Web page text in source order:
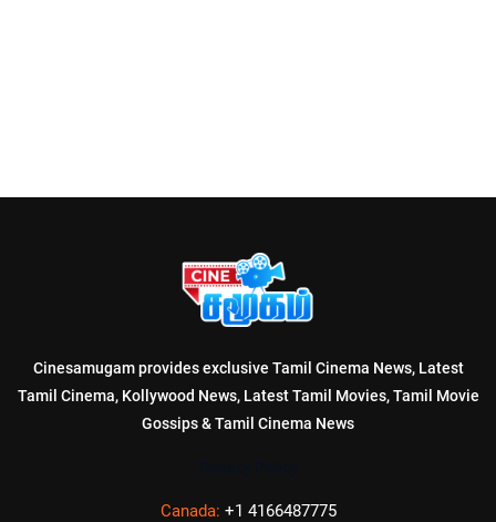
Cinesamugam provides exclusive Tamil Cinema News, Latest
Tamil Cinema, Kollywood News, Latest Tamil Movies, Tamil Movie
Gossips & Tamil Cinema News
Canada: +1 4166487775